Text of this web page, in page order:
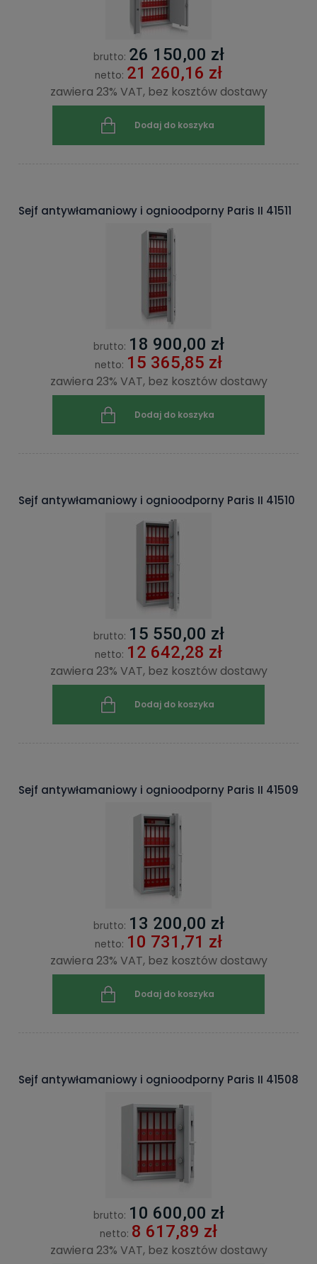
brutto: 26 150,00 zł
netto: 21 260,16 zł
zawiera 23% VAT, bez kosztów dostawy
Dodaj do koszyka
Sejf antywłamaniowy i ognioodporny Paris II 41511
brutto: 18 900,00 zł
netto: 15 365,85 zł
zawiera 23% VAT, bez kosztów dostawy
Dodaj do koszyka
Sejf antywłamaniowy i ognioodporny Paris II 41510
brutto: 15 550,00 zł
netto: 12 642,28 zł
zawiera 23% VAT, bez kosztów dostawy
Dodaj do koszyka
Sejf antywłamaniowy i ognioodporny Paris II 41509
brutto: 13 200,00 zł
netto: 10 731,71 zł
zawiera 23% VAT, bez kosztów dostawy
Dodaj do koszyka
Sejf antywłamaniowy i ognioodporny Paris II 41508
brutto: 10 600,00 zł
netto: 8 617,89 zł
zawiera 23% VAT, bez kosztów dostawy